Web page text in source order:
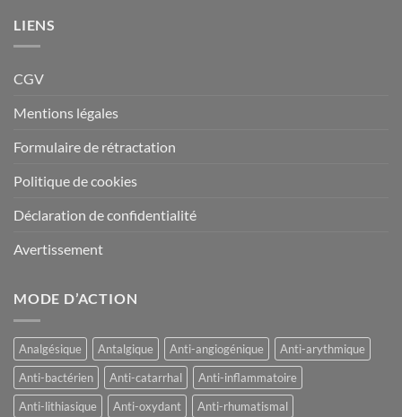
LIENS
CGV
Mentions légales
Formulaire de rétractation
Politique de cookies
Déclaration de confidentialité
Avertissement
MODE D’ACTION
Analgésique Antalgique Anti-angiogénique
Anti-arythmique
Anti-bactérien
Anti-catarrhal
Anti-inflammatoire
Anti-lithiasique
Anti-oxydant
Anti-rhumatismal